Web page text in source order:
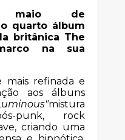
maio de
quarto álbum
britânica The
na sua
mais refinada e
aos álbuns
mistura
punk, rock
criando uma